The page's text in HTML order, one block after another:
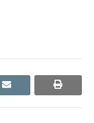
email print